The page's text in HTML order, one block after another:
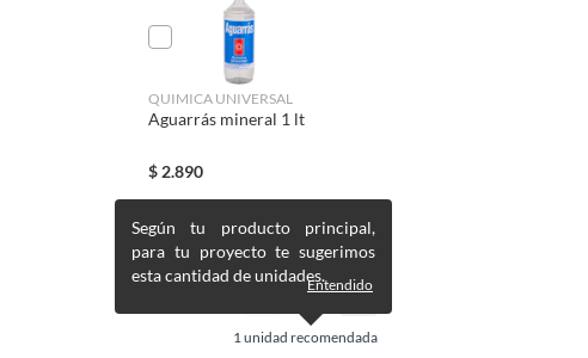
QUIMICA UNIVERSAL
Aguarrás mineral 1 lt
$ 2.890
1 unidad recomendada
Según tu producto principal,
para tu proyecto te sugerimos
esta cantidad de unidades.Entendido